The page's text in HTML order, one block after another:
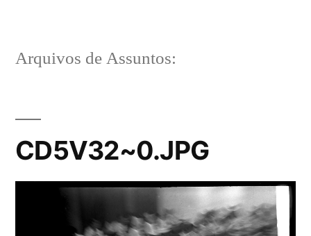
Arquivos de Assuntos:
CD5V32~0.JPG